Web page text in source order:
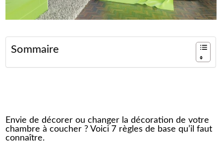
Sommaire
Envie de décorer ou changer la décoration de votre
chambre à coucher ? Voici 7 règles de base qu’il faut
connaître.